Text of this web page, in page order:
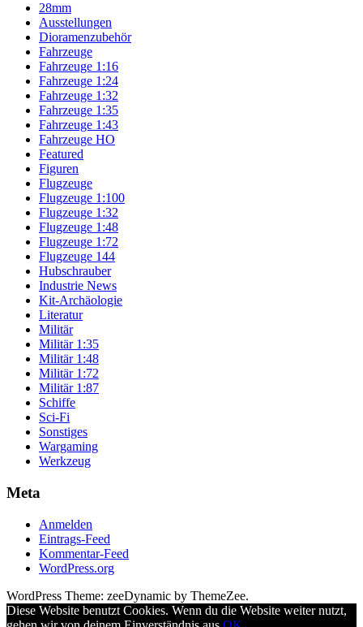
28mm
Ausstellungen
Dioramenzubehör
Fahrzeuge
Fahrzeuge 1:16
Fahrzeuge 1:24
Fahrzeuge 1:32
Fahrzeuge 1:35
Fahrzeuge 1:43
Fahrzeuge HO
Featured
Figuren
Flugzeuge
Flugzeuge 1:100
Flugzeuge 1:32
Flugzeuge 1:48
Flugzeuge 1:72
Flugzeuge 144
Hubschrauber
Industrie News
Kit-Archäologie
Literatur
Militär
Militär 1:35
Militär 1:48
Militär 1:72
Militär 1:87
Schiffe
Sci-Fi
Sonstiges
Wargaming
Werkzeug
Meta
Anmelden
Eintrags-Feed
Kommentar-Feed
WordPress.org
WordPress Theme: zeeDynamic by ThemeZee.
Diese Website benutzt Cookies. Wenn du die Website weiter nutzt,